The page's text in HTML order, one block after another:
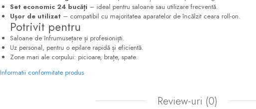
Set economic 24 bucăți – ideal pentru saloane sau utilizare frecventă.
Ușor de utilizat – compatibil cu majoritatea aparatelor de încălzit ceara roll-on.
Potrivit pentru
Saloane de înfrumusețare și profesioniști.
Uz personal, pentru o epilare rapidă și eficientă.
Zone mari ale corpului: picioare, brațe, spate.
Informatii conformitate produs
Review-uri (0)